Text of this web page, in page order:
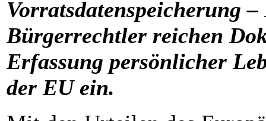
Vorratsdatenspeicherung
Bürgerrechtler reichen
Erfassung persönlicher
der EU ein.